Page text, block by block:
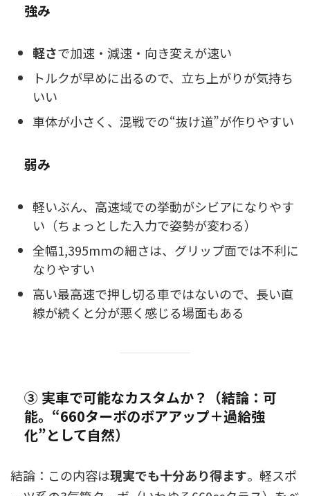
強み
軽さで加速・減速・向き変えが速い
トルクが早めに出るので、立ち上がりが気持ち
いい
車体が小さく、混戦での“抜け道”が作りやすい
弱み
軽いぶん、高速域での挙動がシビアになりやす
い（ちょっとした入力で姿勢が変わる）
全幅1,395mmの細さは、グリップ面では不利に
なりやすい
高い最高速で押し切る車ではないので、長い直
線が続くと分が悪く感じる場面もある
③ 実車で可能なカスタムか？（結論：可
能。“660ターボのボアアップ＋過給強
化”として自然）
結論：この内容は現実でも十分あり得ます。軽スポ